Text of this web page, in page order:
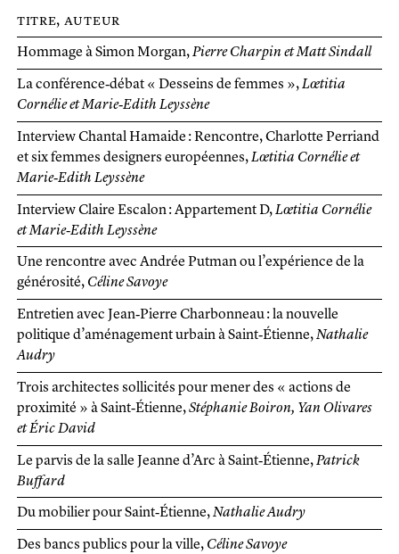
titre
Hommage à Simon Morgan Pierre Charpin et Matt Sindall
La conférence‑débat « Desseins de femmes » Lœtitia
Cornélie et Marie‑Edith Leyssène
Interview Chantal Hamaide : Rencontre, Charlotte Perriand
et six femmes designers européennes Lœtitia Cornélie et
Marie‑Edith Leyssène
Interview Claire Escalon : Appartement D Lœtitia Cornélie
et Marie‑Edith Leyssène
Une rencontre avec Andrée Putman ou l’expérience de la
générosité Céline Savoye
Entretien avec Jean‑Pierre Charbonneau : la nouvelle
politique d’aménagement urbain à Saint‑Étienne Nathalie
Audry
Trois architectes sollicités pour mener des « actions de
proximité » à Saint‑Étienne Stéphanie Boiron, Yan Olivares
et Éric David
Le parvis de la salle Jeanne d’Arc à Saint‑Étienne Patrick
Buffard
Du mobilier pour Saint‑Étienne Nathalie Audry
Des bancs publics pour la ville Céline Savoye